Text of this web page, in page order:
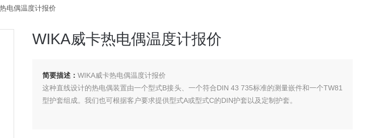
电偶温度计报价
WIKA威卡热电偶温度计报价
简要描述： WIKA威卡热电偶温度计报价
这种直线设计的热电偶装置由一个型式B接头、一个符合DIN 43 735标准的测量嵌件和一个TW81
型护套组成。我们也可根据客户要求提供型式A或型式C的DIN护套以及定制护套。